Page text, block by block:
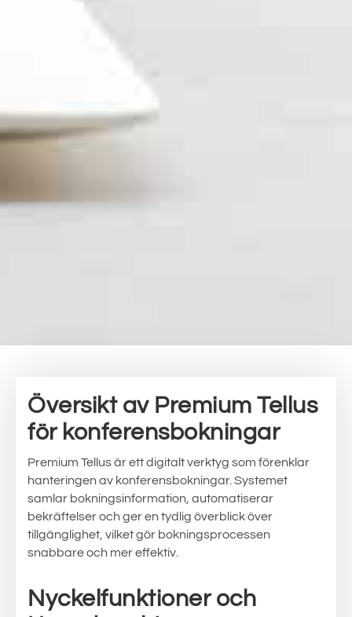
Översikt av Premium Tellus
för konferensbokningar
Premium Tellus är ett digitalt verktyg som förenklar
hanteringen av konferensbokningar. Systemet
samlar bokningsinformation, automatiserar
bekräftelser och ger en tydlig överblick över
tillgänglighet, vilket gör bokningsprocessen
snabbare och mer effektiv.
Nyckelfunktioner och